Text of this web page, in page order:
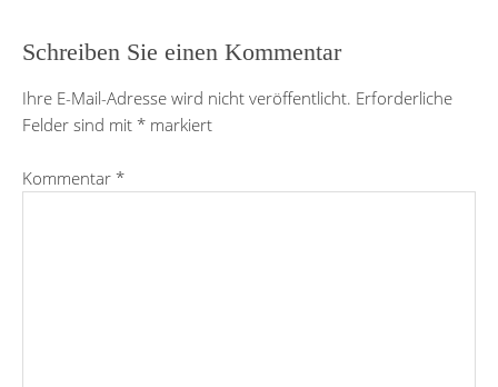
Schreiben Sie einen Kommentar
Ihre E-Mail-Adresse wird nicht veröffentlicht. Erforderliche
Felder sind mit * markiert
Kommentar *